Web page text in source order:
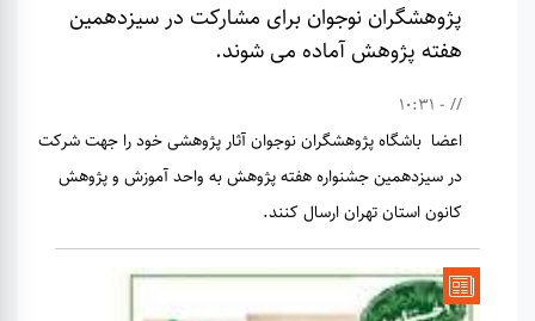
پژوهشگران نوجوان برای مشارکت در سیزدهمین
هفته پژوهش آماده می شوند.
// - 10:31
اعضا باشگاه پژوهشگران نوجوان آثار پژوهشی خود را جهت شرکت
در سیزدهمین جشنواره هفته پژوهش به واحد آموزش و پژوهش
کانون استان تهران ارسال کنند.